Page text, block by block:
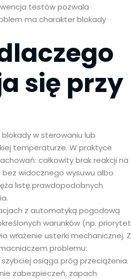
testów pozwala
ma charakter blokady
się przy
w sterowaniu lub
temperaturze. W praktyce
całkowity brak reakcji na
widocznego wysuwu albo
listę prawdopodobnych
z automatyką pogodową
warunków (np. priorytet
wrażenie usterki mechanicznej. Z
problemu:
osiąga próg przeciążenia.
zabezpieczeń, zapach